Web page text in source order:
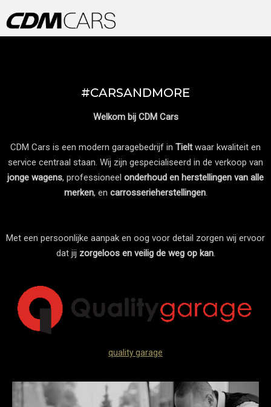
#CARSANDMORE
Welkom bij CDM Cars
CDM Cars is een modern garagebedrijf in Tieltwaar kwaliteit en
service centraal staan. Wij zijn gespecialiseerd in de verkoop van
jonge wagens, professioneel onderhoud en herstellingen van alle
merken, en carrosserieherstellingen.
Met een persoonlijke aanpak en oog voor detail zorgen wij ervoor
dat jij zorgeloos en veilig de weg op kan.
quality garage